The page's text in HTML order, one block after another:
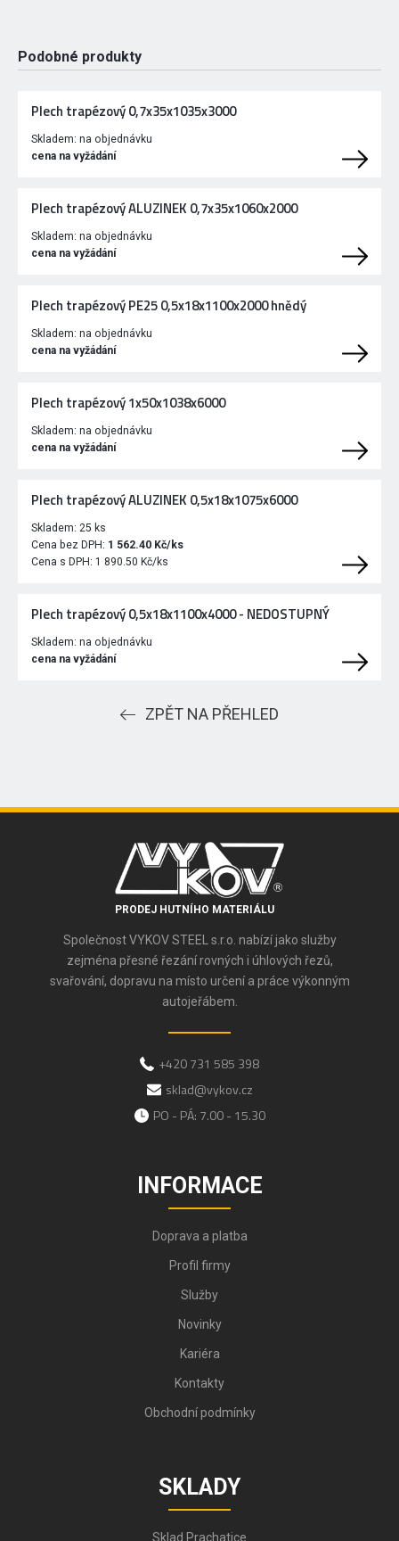
Podobné produkty
Plech trapézový 0,7x35x1035x3000
Skladem: na objednávku
cena na vyžádání
Plech trapézový ALUZINEK 0,7x35x1060x2000
Skladem: na objednávku
cena na vyžádání
Plech trapézový PE25 0,5x18x1100x2000 hnědý
Skladem: na objednávku
cena na vyžádání
Plech trapézový 1x50x1038x6000
Skladem: na objednávku
cena na vyžádání
Plech trapézový ALUZINEK 0,5x18x1075x6000
Skladem: 25 ks
Cena bez DPH: 1 562.40 Kč/ks
Cena s DPH: 1 890.50 Kč/ks
Plech trapézový 0,5x18x1100x4000 - NEDOSTUPNÝ
Skladem: na objednávku
cena na vyžádání
ZPĚT NA PŘEHLED
PRODEJ HUTNÍHO MATERIÁLU
Společnost VYKOV STEEL s.r.o. nabízí jako služby
zejména přesné řezání rovných i úhlových řezů,
svařování, dopravu na místo určení a práce výkonným
autojeřábem.
+420 731 585 398
sklad@vykov.cz
PO - PÁ: 7.00 - 15.30
INFORMACE
Doprava a platba
Profil firmy
Služby
Novinky
Kariéra
Kontakty
Obchodní podmínky
SKLADY
Sklad Prachatice